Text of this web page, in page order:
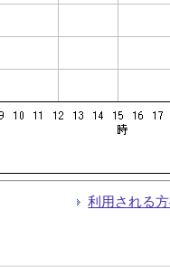
利用される